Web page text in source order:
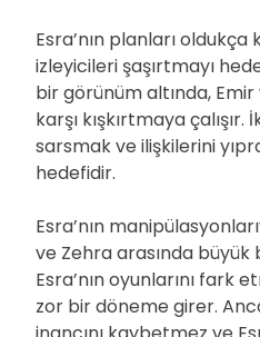
Esra’nın planları oldukça
izleyicileri şaşırtmayı
bir görünüm altında,
karşı kışkırtmaya çalışır.
sarsmak ve ilişkilerini
hedefidir.
Esra’nın
ve Zehra arasında büyük
Esra’nın oyunlarını fark
zor bir döneme girer.